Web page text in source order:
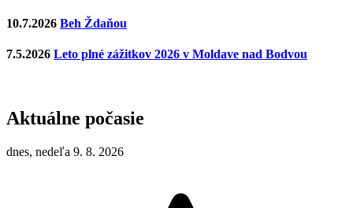
10.7.2026 Beh Ždaňou
7.5.2026 Leto plné zážitkov 2026 v Moldave nad Bodvou
Aktuálne počasie
dnes, nedeľa 9. 8. 2026